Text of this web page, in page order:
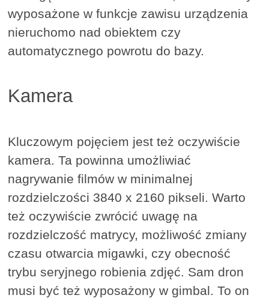
wyposażone w funkcje zawisu urządzenia
nieruchomo nad obiektem czy
automatycznego powrotu do bazy.
Kamera
Kluczowym pojęciem jest też oczywiście
kamera. Ta powinna umożliwiać
nagrywanie filmów w minimalnej
rozdzielczości 3840 x 2160 pikseli. Warto
też oczywiście zwrócić uwagę na
rozdzielczość matrycy, możliwość zmiany
czasu otwarcia migawki, czy obecność
trybu seryjnego robienia zdjęć. Sam dron
musi być też wyposażony w gimbal. To on